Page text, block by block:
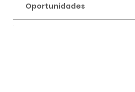
Oportunidades